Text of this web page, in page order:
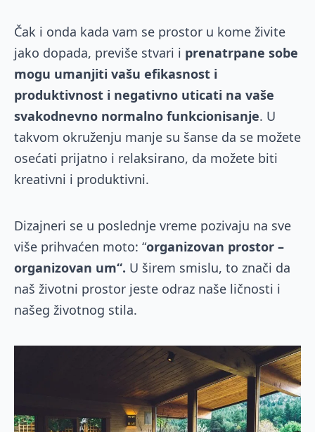
Čak i onda kada vam se prostor u kome živite
jako dopada, previše stvari i prenatrpane sobe
mogu umanjiti vašu efikasnost i
produktivnost i negativno uticati na vaše
svakodnevno normalno funkcionisanje. U
takvom okruženju manje su šanse da se možete
osećati prijatno i relaksirano, da možete biti
kreativni i produktivni.
Dizajneri se u poslednje vreme pozivaju na sve
više prihvaćen moto: “organizovan prostor –
organizovan um“. U širem smislu, to znači da
naš životni prostor jeste odraz naše ličnosti i
našeg životnog stila.